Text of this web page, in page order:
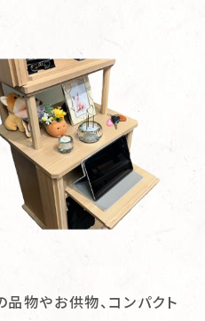
物やお供物、コンパクト